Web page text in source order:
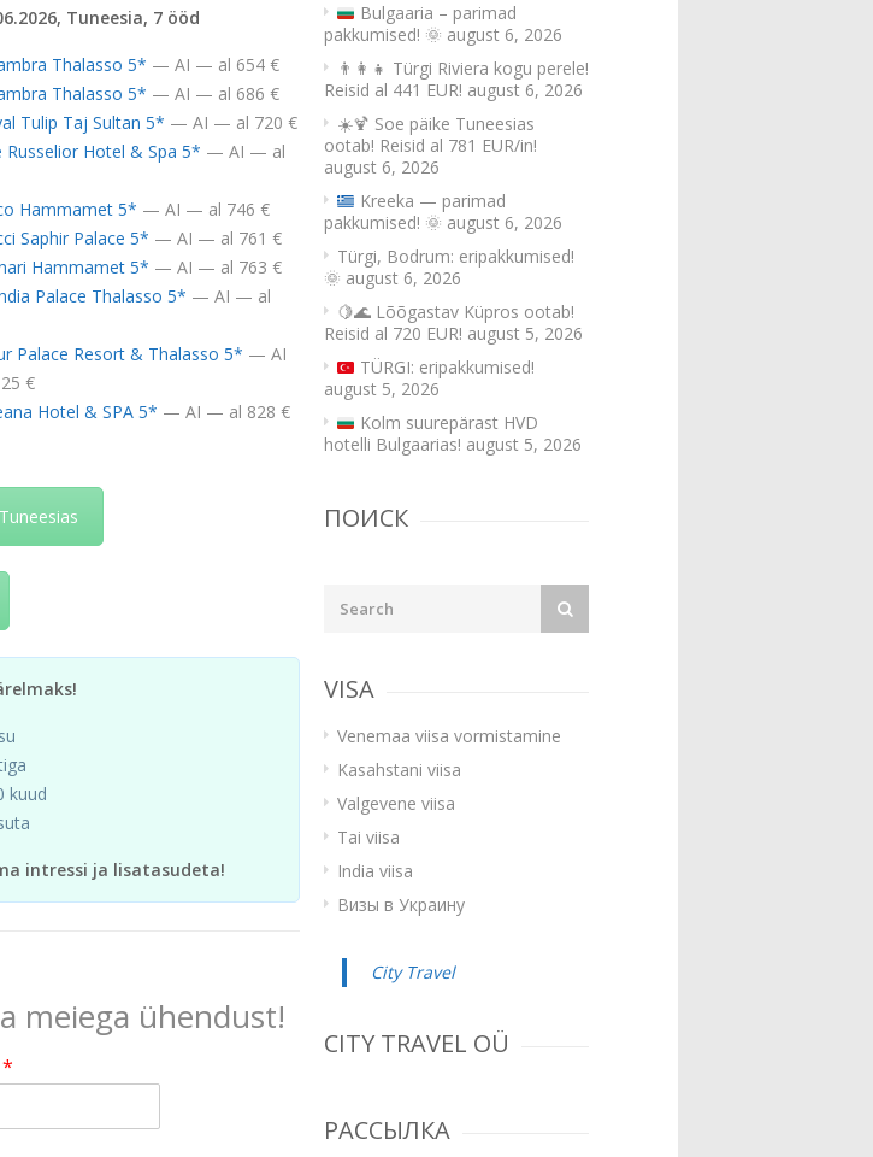
Tuneesia, 7 ööd
Thalasso 5* — AI — al 654 €
Thalasso 5* — AI — al 686 €
Tulip Taj Sultan 5* — AI — al 720 €
Russelior Hotel & Spa 5* — AI — al
Hammamet 5* — AI — al 746 €
Saphir Palace 5* — AI — al 761 €
Hammamet 5* — AI — al 763 €
Palace Thalasso 5* — AI — al
Palace Resort & Thalasso 5* — AI
€
Hotel & SPA 5* — AI — al 828 €
kuud
intressi ja lisatasudeta!
meiega ühendust!
*
Bulgaaria – parimad
pakkumised! 🌞 august 6, 2026
👨‍👩‍👧 Türgi Riviera kogu perele!
Reisid al 441 EUR! august 6, 2026
☀️🍹 Soe päike Tuneesias
ootab! Reisid al 781 EUR/in!
august 6, 2026
Kreeka — parimad
pakkumised! 🌞 august 6, 2026
Türgi, Bodrum: eripakkumised!
🌞 august 6, 2026
🍋🌊 Lõõgastav Küpros ootab!
Reisid al 720 EUR! august 5, 2026
TÜRGI: eripakkumised!
august 5, 2026
Kolm suurepärast HVD
hotelli Bulgaarias! august 5, 2026
ПОИСК
VISA
Venemaa viisa vormistamine
Kasahstani viisa
Valgevene viisa
Tai viisa
India viisa
Визы в Украину
City Travel
CITY TRAVEL OÜ
РАССЫЛКА